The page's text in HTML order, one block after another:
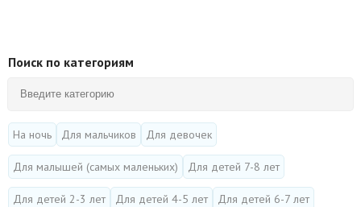
Поиск по категориям
На ночь Для мальчиков Для девочек
Для малышей (самых маленьких) Для детей 7-8 лет
Для детей 2-3 лет Для детей 4-5 лет Для детей 6-7 лет